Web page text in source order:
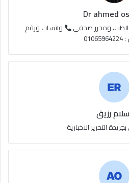
S
S
Dr ahmed
الطب، ومحرر صحفي
واتساب ورقم
رزيق
التحرير الاخبارية